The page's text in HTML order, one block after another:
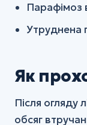
Парафімоз
Утруднена
Як
Після огляду
обсяг